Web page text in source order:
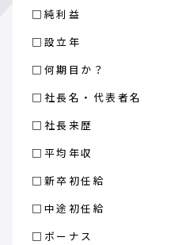
□純利益
□設立年
□何期目か？
□社長名・代表者名
□社長来歴
□平均年収
□新卒初任給
□中途初任給
□ボーナス